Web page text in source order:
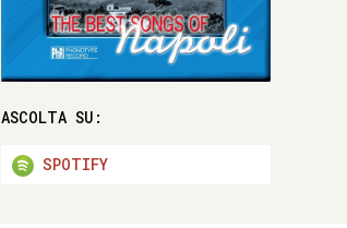
ASCOLTA SU:
SPOTIFY